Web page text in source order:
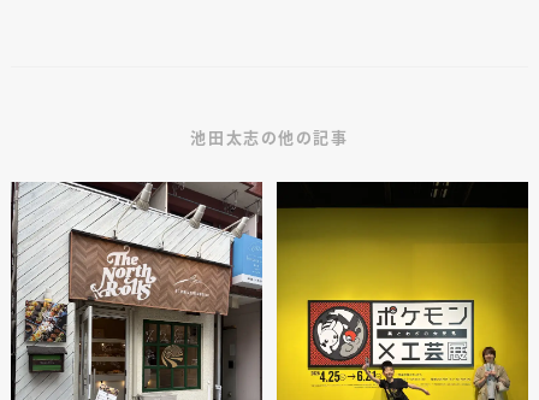
池田太志の他の記事